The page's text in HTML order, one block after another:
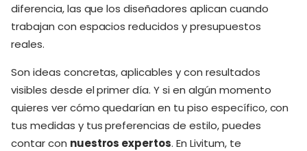
diferencia, las que los diseñadores aplican cuando
trabajan con espacios reducidos y presupuestos
reales.
Son ideas concretas, aplicables y con resultados
visibles desde el primer día. Y si en algún momento
quieres ver cómo quedarían en tu piso específico, con
tus medidas y tus preferencias de estilo, puedes
contar con nuestros expertos. En Livitum, te